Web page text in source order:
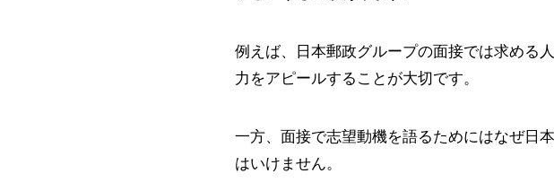
例えば、日本郵政グループの面接では求める
力をアピールすることが大切です。
一方、面接で志望動機を語るためにはなぜ日
はいけません。